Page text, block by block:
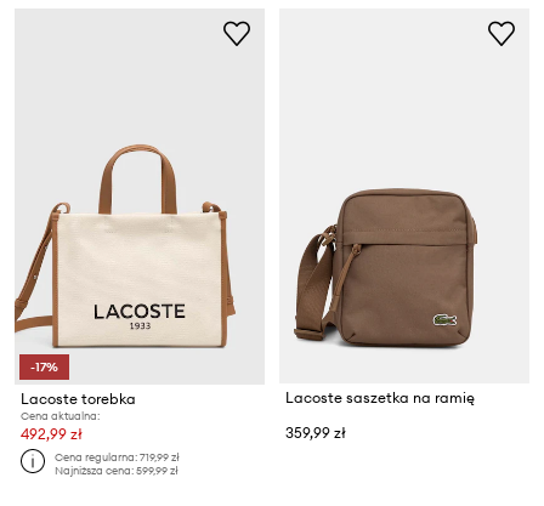
-17%
Lacoste torebka
Cena aktualna:
492,99 zł
Cena regularna:719,99 zł
Najniższa cena:599,99 zł
Lacoste saszetka na ramię
359,99 zł